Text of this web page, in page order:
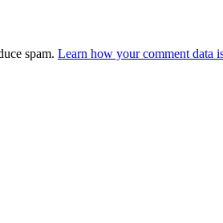
spam. Learn how your comment data